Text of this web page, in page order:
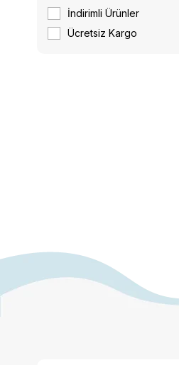
İndirimli Ürünler
Ücretsiz Kargo